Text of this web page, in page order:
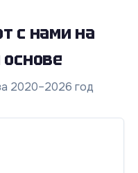
с нами на
2020–2026 год